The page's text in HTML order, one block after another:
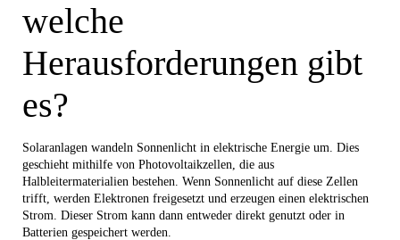
welche
Herausforderungen gibt
es?
Solaranlagen wandeln Sonnenlicht in elektrische Energie um. Dies
geschieht mithilfe von Photovoltaikzellen, die aus
Halbleitermaterialien bestehen. Wenn Sonnenlicht auf diese Zellen
trifft, werden Elektronen freigesetzt und erzeugen einen elektrischen
Strom. Dieser Strom kann dann entweder direkt genutzt oder in
Batterien gespeichert werden.